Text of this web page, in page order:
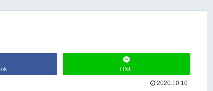
LINE
2020.10.10